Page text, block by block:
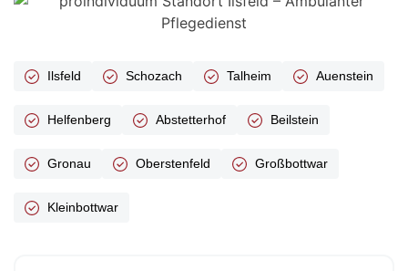
Ilsfeld Schozach Talheim Auenstein
Helfenberg Abstetterhof Beilstein
Gronau Oberstenfeld Großbottwar
Kleinbottwar